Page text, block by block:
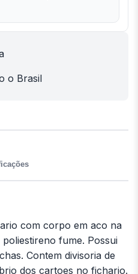
o Brasil
com corpo em aco na
fume. Possui
Contem divisoria de
dos cartoes no fichario.